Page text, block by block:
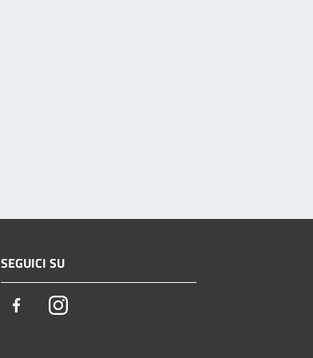
SEGUICI SU
FacebookInstagram